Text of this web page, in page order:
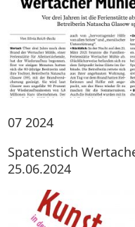
07 2024
Spatenstich
25.06.2024